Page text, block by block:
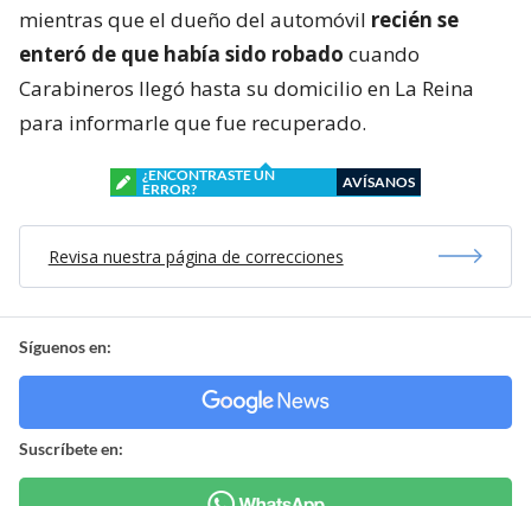
mientras que el dueño del automóvil recién se
enteró de que había sido robado cuando
Carabineros llegó hasta su domicilio en La Reina
para informarle que fue recuperado.
¿ENCONTRASTE UN
ERROR?
AVÍSANOS
Revisa nuestra página de correcciones
Síguenos en:
Suscríbete en: